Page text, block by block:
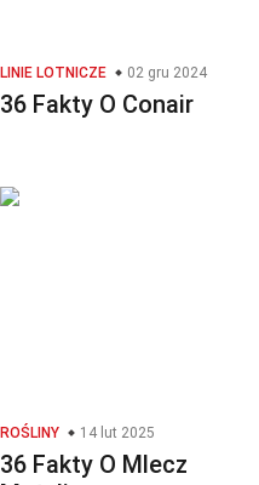
LINIE LOTNICZE 02 gru 2024
36 Fakty O Conair
ROŚLINY 14 lut 2025
36 Fakty O Mlecz